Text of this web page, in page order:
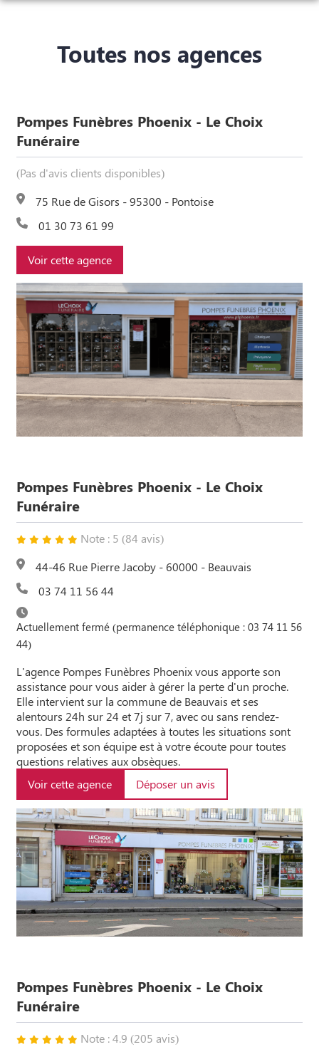
ORGANISER DES OBSÈQUES
MONUMENTS FUNÉRAIRES
SERVICES AUX FAMILLES
NOS AGENCES
EAUBONNE
BEAUVAIS
PONTOISE
Toutes nos agences
Pompes Funèbres Phoenix - Le Choix
Funéraire
(Pas d'avis clients disponibles)
75 Rue de Gisors - 95300 - Pontoise
01 30 73 61 99
Voir cette agence
Pompes Funèbres Phoenix - Le Choix
Funéraire
Note : 5 (84 avis)
44-46 Rue Pierre Jacoby - 60000 - Beauvais
03 74 11 56 44
Actuellement fermé (permanence téléphonique : 03 74 11 56
44)
L'agence Pompes Funèbres Phoenix vous apporte son
assistance pour vous aider à gérer la perte d'un proche.
Elle intervient sur la commune de Beauvais et ses
alentours 24h sur 24 et 7j sur 7, avec ou sans rendez-
vous. Des formules adaptées à toutes les situations sont
proposées et son équipe est à votre écoute pour toutes
questions relatives aux obsèques.
Voir cette agence
Déposer un avis
Pompes Funèbres Phoenix - Le Choix
Funéraire
Note : 4.9 (205 avis)